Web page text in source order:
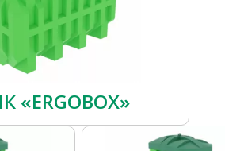
«ERGOBOX»